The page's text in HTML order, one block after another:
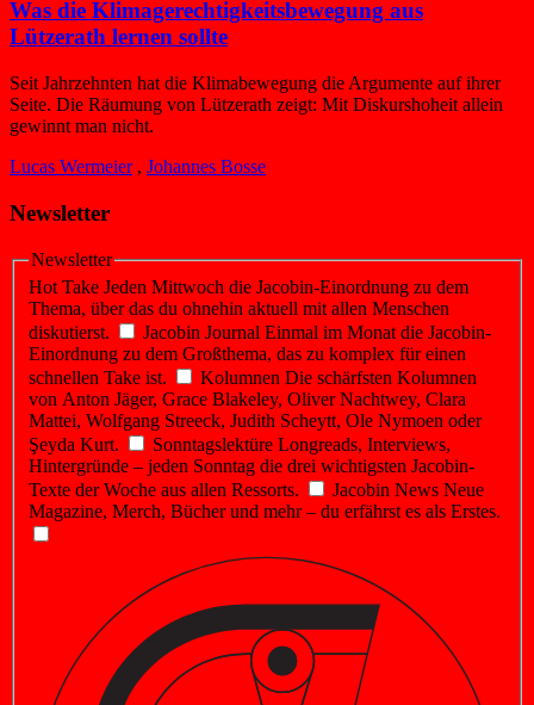
Was die Klima­gerechtigkeits­bewegung aus
Lützerath lernen sollte
Seit Jahrzehnten hat die Klima­bewegung die Argumente auf ihrer
Seite. Die Räumung von Lützerath zeigt: Mit Diskurs­hoheit allein
gewinnt man nicht.
Lucas Wermeier , Johannes Bosse
Newsletter
Newsletter
Hot Take Jeden Mittwoch die Jacobin-Einordnung zu dem
Thema, über das du ohnehin aktuell mit allen Menschen
diskutierst.
Jacobin Journal Einmal im Monat die Jacobin-
Einordnung zu dem Großthema, das zu komplex für einen
schnellen Take ist.
Kolumnen Die schärfsten Kolumnen
von Anton Jäger, Grace Blakeley, Oliver Nachtwey, Clara
Mattei, Wolfgang Streeck, Judith Scheytt, Ole Nymoen oder
Şeyda Kurt.
Sonntagslektüre Longreads, Interviews,
Hintergründe – jeden Sonntag die drei wichtigsten Jacobin-
Texte der Woche aus allen Ressorts.
Jacobin News Neue
Magazine, Merch, Bücher und mehr – du erfährst es als Erstes.